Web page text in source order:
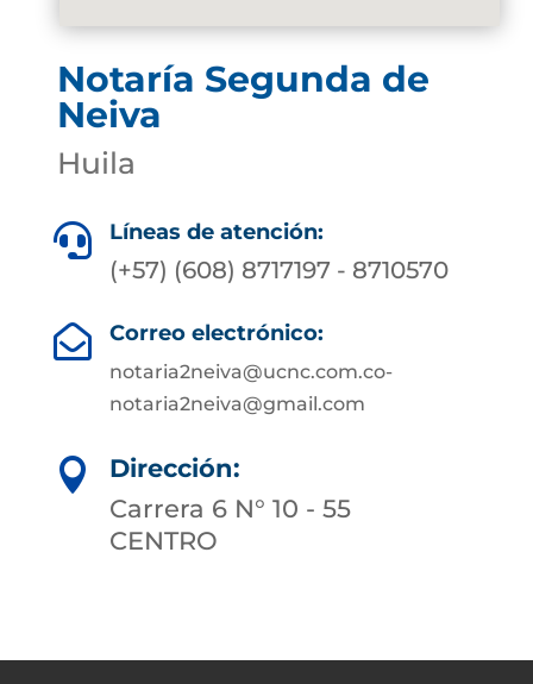
Notaría Segunda de
Neiva
Huila
 Líneas de atención:
(+57) (608) 8717197 - 8710570
 Correo electrónico:
notaria2neiva@ucnc.com.co-
notaria2neiva@gmail.com

Dirección:
Carrera 6 N° 10 - 55
CENTRO